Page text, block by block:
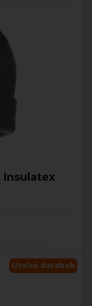
Insulatex
Utolsó darabok